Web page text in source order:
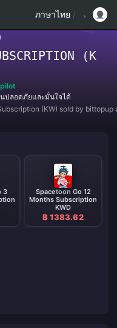
ภาษาไทย /
(K
นปลอดภัยและมั่นใจได้
(KW) sold by bittopup
3
Spacetoon Go 12
Months Subscription
KWD
฿ 1383.62